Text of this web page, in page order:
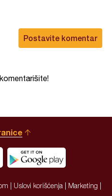
Postavite komentar
| Uslovi korišćenja Marketing